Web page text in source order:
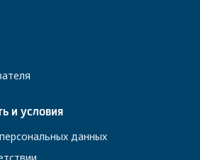
и условия
данных